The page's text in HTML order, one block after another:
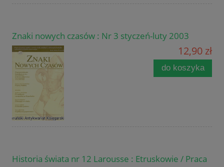
Znaki nowych czasów : Nr 3 styczeń-luty 2003
12,90 zł
do koszyka
Historia świata nr 12 Larousse : Etruskowie / Praca